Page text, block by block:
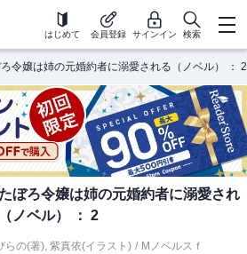
はじめて 会員登録 サインイン 検索
令嬢は姉の元婚約者に溺愛される（ノベル） ： 2
ぼろ令嬢は姉の元婚約者に溺愛され
ノベル） ： 2
らの(著), 紫真依(イラスト) / Mノベルスｆ